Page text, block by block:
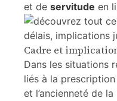
et de servitude en
Cadre et
Dans les situations
liés à la
et l’ancienneté de